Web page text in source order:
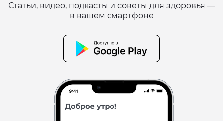
Статьи, видео, подкасты и советы для здоровья —
в вашем смартфоне